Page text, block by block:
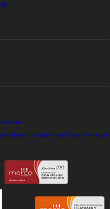
Género, Inclusión, No Discriminación